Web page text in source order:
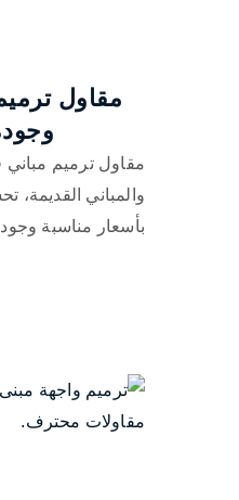
مقاول
مقاول ترميم
والمباني القديمة،
بأسعار مناسبة